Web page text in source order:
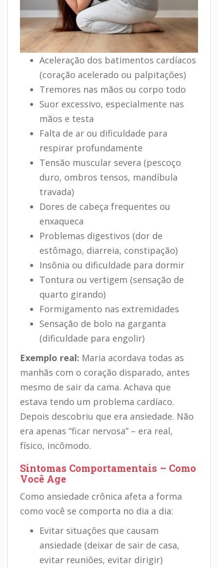
Aceleração dos batimentos cardíacos
(coração acelerado ou palpitações)
Tremores nas mãos ou corpo todo
Suor excessivo, especialmente nas
mãos e testa
Falta de ar ou dificuldade para
respirar profundamente
Tensão muscular severa (pescoço
duro, ombros tensos, mandíbula
travada)
Dores de cabeça frequentes ou
enxaqueca
Problemas digestivos (dor de
estômago, diarreia, constipação)
Insônia ou dificuldade para dormir
Tontura ou vertigem (sensação de
quarto girando)
Formigamento nas extremidades
Sensação de bolo na garganta
(dificuldade para engolir)
Exemplo real: Maria acordava todas as
manhãs com o coração disparado, antes
mesmo de sair da cama. Achava que
estava tendo um problema cardíaco.
Depois descobriu que era ansiedade. Não
era apenas “ficar nervosa” – era real,
físico, incômodo.
Sintomas Comportamentais – Como
Você Age
Como ansiedade crônica afeta a forma
como você se comporta no dia a dia:
Evitar situações que causam
ansiedade (deixar de sair de casa,
evitar reuniões, evitar dirigir)